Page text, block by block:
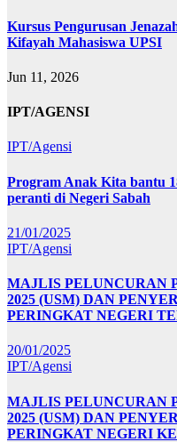
Kursus Pengurusan
Kifayah Mahasiswa UPSI
Jun 11, 2026
IPT/AGENSI
IPT/Agensi
Program Anak Kita bantu
peranti di Negeri Sabah
21/01/2025
IPT/Agensi
MAJLIS PELUNCURAN
2025 (USM) DAN
PERINGKAT NEGERI
20/01/2025
IPT/Agensi
MAJLIS PELUNCURAN
2025 (USM) DAN
PERINGKAT NEGERI